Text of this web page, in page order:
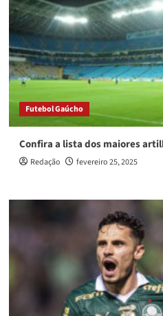
Futebol Gaúcho
Confira a lista dos maiores
Redação fevereiro 25, 2025